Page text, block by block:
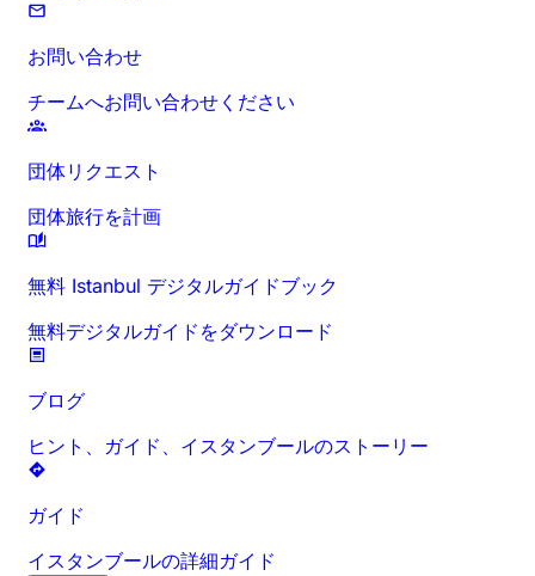
お問い合わせ
チームへお問い合わせください
団体リクエスト
団体旅行を計画
無料 Istanbul デジタルガイドブック
無料デジタルガイドをダウンロード
ブログ
ヒント、ガイド、イスタンブールのストーリー
ガイド
イスタンブールの詳細ガイド